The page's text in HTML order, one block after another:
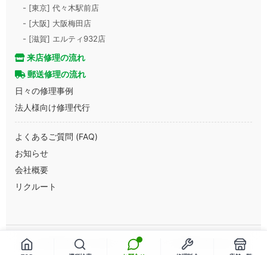
- [東京] 代々木駅前店
- [大阪] 大阪梅田店
- [滋賀] エルティ932店
来店修理の流れ
郵送修理の流れ
日々の修理事例
法人様向け修理代行
よくあるご質問 (FAQ)
お知らせ
会社概要
リクルート
Copyright © 2013-2026 スマートまっくす All Rights Reserved.